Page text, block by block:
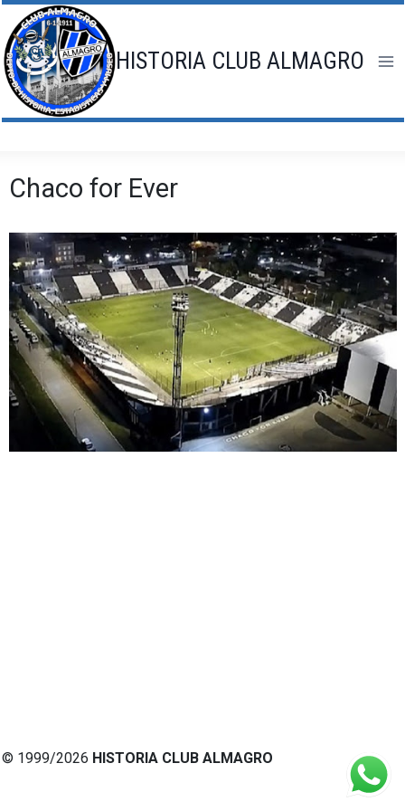
Saltar
al
contenido
HISTORIA CLUB ALMAGRO
Chaco for Ever
© 1999/2026 HISTORIA CLUB ALMAGRO